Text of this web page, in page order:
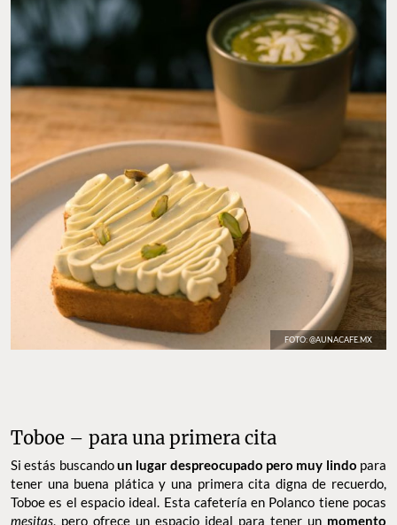
FOTO: @AUNACAFE.MX
Toboe – para una primera cita
Si estás buscandoun lugar despreocupado pero muy lindo para
tener una buena plática y una primera cita digna de recuerdo,
Toboe es el espacio ideal. Esta cafetería en Polanco tiene pocas
mesitas, pero ofrece un espacio ideal para tener un momento